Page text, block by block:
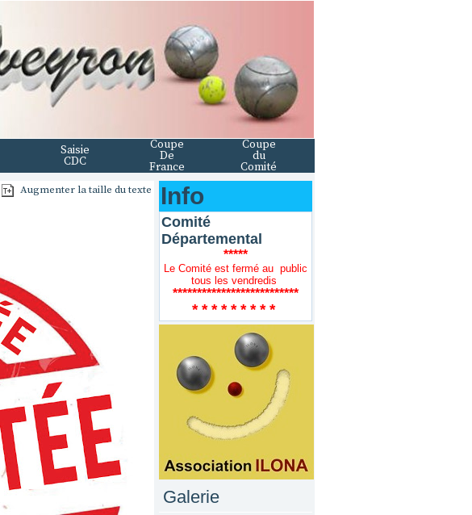
Saisie
CDC
Coupe
De
France
Coupe
du
Comité
Augmenter la taille du texte
Info
Comité
Départemental
*****
Le Comité est fermé au public
tous les vendredis
**************************
* * * * * * * * *
Galerie